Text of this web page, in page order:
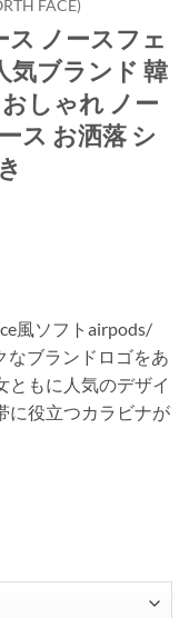
FACE)
ス ノースフェ
気ブランド 韓
しゃれ ノー
ス お洒落 シ
風ソフトairpods/
なブランドロゴをあ
ともに人気のデザイ
に役立つカラビナが